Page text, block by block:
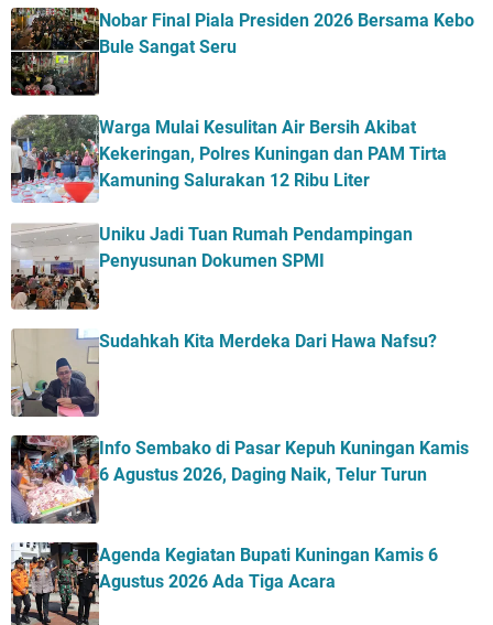
Nobar Final Piala Presiden 2026 Bersama Kebo
Bule Sangat Seru
Warga Mulai Kesulitan Air Bersih Akibat
Kekeringan, Polres Kuningan dan PAM Tirta
Kamuning Salurakan 12 Ribu Liter
Uniku Jadi Tuan Rumah Pendampingan
Penyusunan Dokumen SPMI
Sudahkah Kita Merdeka Dari Hawa Nafsu?
Info Sembako di Pasar Kepuh Kuningan Kamis
6 Agustus 2026, Daging Naik, Telur Turun
Agenda Kegiatan Bupati Kuningan Kamis 6
Agustus 2026 Ada Tiga Acara